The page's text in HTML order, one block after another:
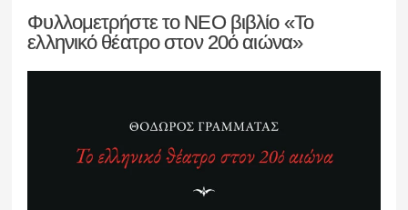
Φυλλομετρήστε το ΝΕΟ βιβλίο «Το
ελληνικό θέατρο στον 20ό αιώνα»